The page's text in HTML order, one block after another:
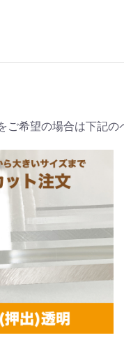
希望の場合は下記の